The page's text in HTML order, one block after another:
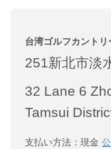
台湾ゴルフカント
251新北市淡
32 Lane 6
Tamsui
支払い方法：現金